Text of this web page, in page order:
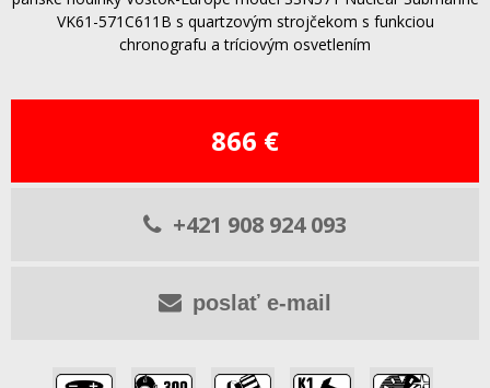
VK61-571C611B s quartzovým strojčekom s funkciou
chronografu a tríciovým osvetlením
866 €
+421 908 924 093
poslať e-mail